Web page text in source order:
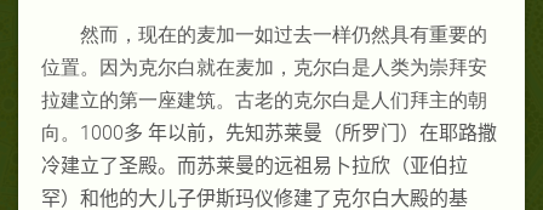
然而，现在的麦加一如过去一样仍然具有重要的
位置。因为克尔白就在麦加，克尔白是人类为崇拜安
拉建立的第一座建筑。古老的克尔白是人们拜主的朝
向。1000多 年以前，先知苏莱曼（所罗门）在耶路撒
冷建立了圣殿。而苏莱曼的远祖易卜拉欣（亚伯拉
罕）和他的大儿子伊斯玛仪修建了克尔白大殿的基